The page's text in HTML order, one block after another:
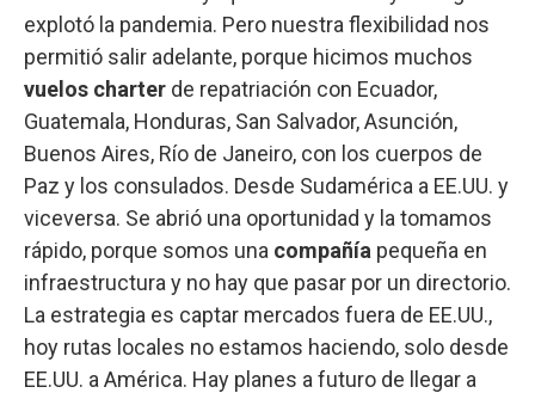
explotó la pandemia. Pero nuestra flexibilidad nos
permitió salir adelante, porque hicimos muchos
vuelos charter de repatriación con Ecuador,
Guatemala, Honduras, San Salvador, Asunción,
Buenos Aires, Río de Janeiro, con los cuerpos de
Paz y los consulados. Desde Sudamérica a EE.UU. y
viceversa. Se abrió una oportunidad y la tomamos
rápido, porque somos una compañía pequeña en
infraestructura y no hay que pasar por un directorio.
La estrategia es captar mercados fuera de EE.UU.,
hoy rutas locales no estamos haciendo, solo desde
EE.UU. a América. Hay planes a futuro de llegar a